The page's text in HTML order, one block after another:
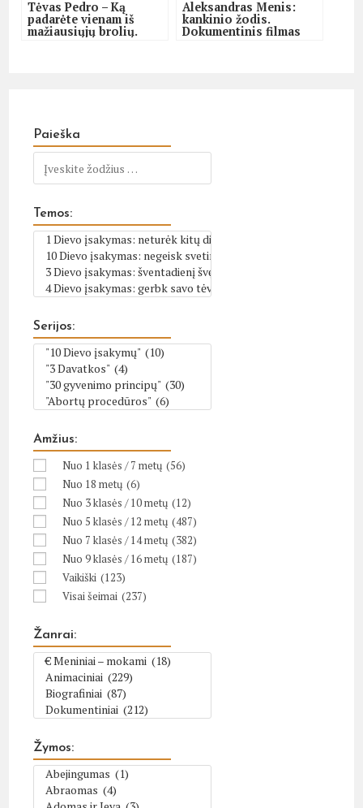
Tėvas Pedro – Ką
padarėte vienam iš
mažiausiųjų brolių.
Aleksandras Menis:
kankinio žodis.
Dokumentinis filmas
Paieška
Temos:
Serijos:
Amžius:
Nuo 1 klasės / 7 metų (56)
Nuo 18 metų (6)
Nuo 3 klasės / 10 metų (12)
Nuo 5 klasės / 12 metų (487)
Nuo 7 klasės / 14 metų (382)
Nuo 9 klasės / 16 metų (187)
Vaikiški (123)
Visai šeimai (237)
Žanrai:
Žymos: